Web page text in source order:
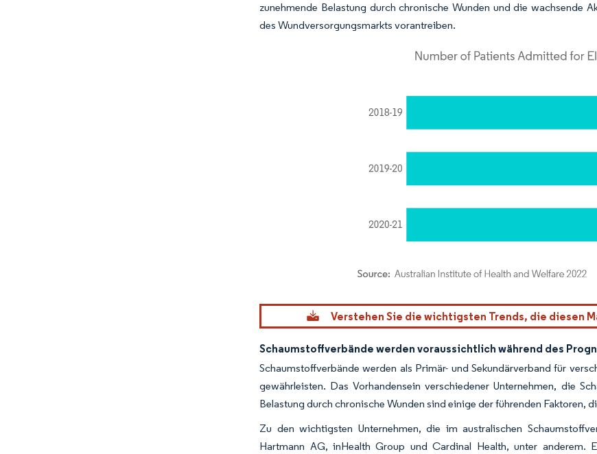
zunehmende Belastung durch chronische Wunden und die wachsende
des Wundversorgungsmarkts vorantreiben.
Bild © Mordor Intelligence. Wiederverwendung erfordert Namensnennung gemäß CC BY 4.0.
Verstehen Sie die wichtigsten Trends, die diesen
Schaumstoffverbände werden voraussichtlich während des
Schaumstoffverbände werden als Primär- und Sekundärverband für
gewährleisten. Das Vorhandensein verschiedener Unternehmen, die
Belastung durch chronische Wunden sind einige der führenden Faktoren,
Zu den wichtigsten Unternehmen, die im australischen
Hartmann AG, inHealth Group und Cardinal Health, unter anderem.